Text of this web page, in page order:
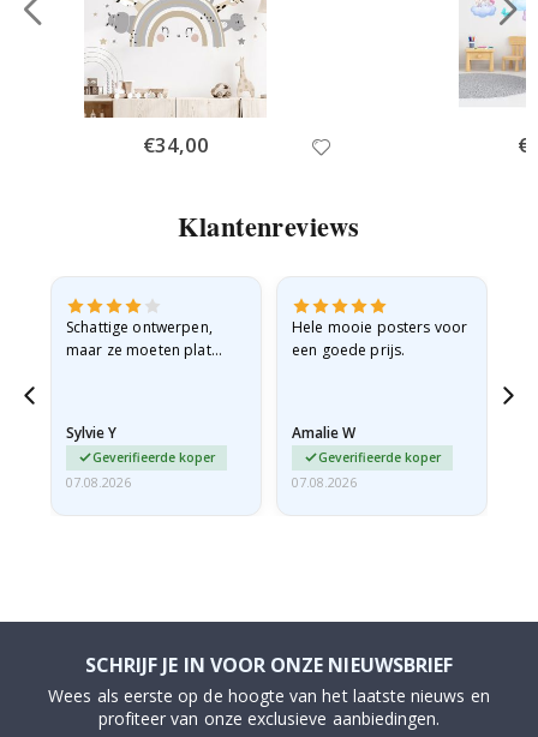
Special
Price
€34,00
Klantenreviews
Schattige ontwerpen,
maar ze moeten plat
beetje…
Sylvie Y
Geverifieerde koper
07.08.2026
Hele mooie posters voor
een goede prijs.
Amalie W
Geverifieerde koper
07.08.2026
SCHRIJF JE IN VOOR ONZE NIEUWSBRIEF
Wees als eerste op de hoogte van het laatste nieuws en
profiteer van onze exclusieve aanbiedingen.